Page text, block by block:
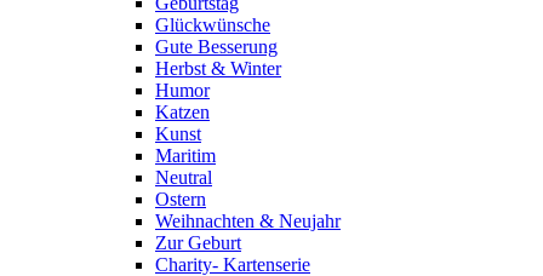
Glückwünsche
Gute Besserung
Herbst & Winter
Humor
Katzen
Kunst
Maritim
Neutral
Ostern
Weihnachten & Neujahr
Zur Geburt
Charity- Kartenserie